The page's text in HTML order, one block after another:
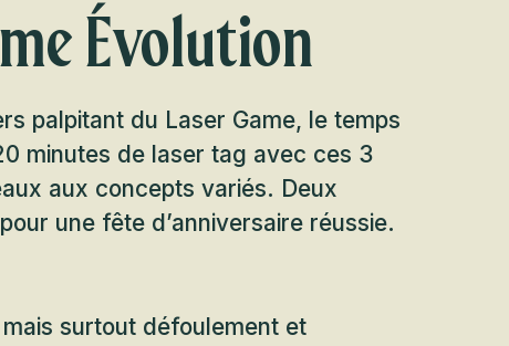
Évolution
palpitant du Laser Game, le temps
minutes de laser tag avec ces 3
aux concepts variés. Deux
une fête d’anniversaire réussie.
surtout défoulement et